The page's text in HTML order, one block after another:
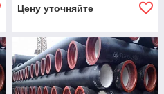
Цену уточняйте